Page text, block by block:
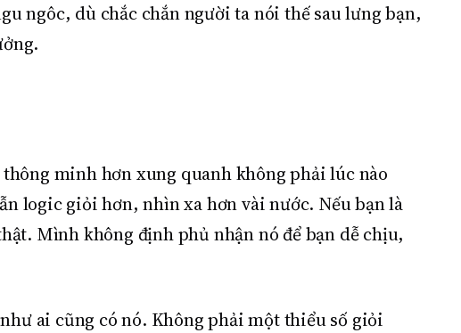
ngôc, dù chắc chắn người ta nói thế sau lưng bạn,
minh hơn xung quanh không phải lúc nào
logic giỏi hơn, nhìn xa hơn vài nước. Nếu bạn là
Mình không định phủ nhận nó để bạn dễ chịu,
ai cũng có nó. Không phải một thiểu số giỏi